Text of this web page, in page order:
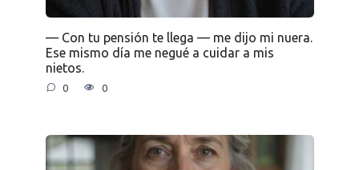
— Con tu pensión te llega — me dijo mi nuera.
Ese mismo día me negué a cuidar a mis
nietos.
0 0